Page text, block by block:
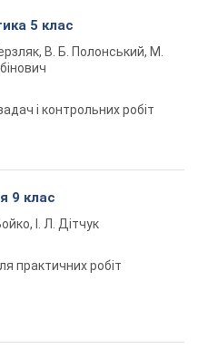
5 клас
В. Б. Полонський, М.
і контрольних робіт
9 клас
І. Л. Дітчук
практичних робіт